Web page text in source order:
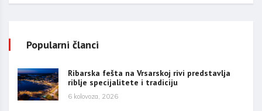
Popularni članci
Ribarska fešta na Vrsarskoj rivi predstavlja
riblje specijalitete i tradiciju
6 kolovoza, 2026